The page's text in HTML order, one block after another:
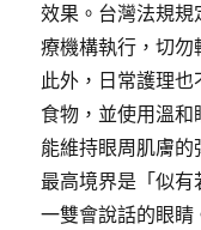
效果。台灣法規
療機構執行，切勿
此外，日常護理
食物，並使用溫
能維持眼周肌膚
最高境界是「似
一雙會說話的眼睛